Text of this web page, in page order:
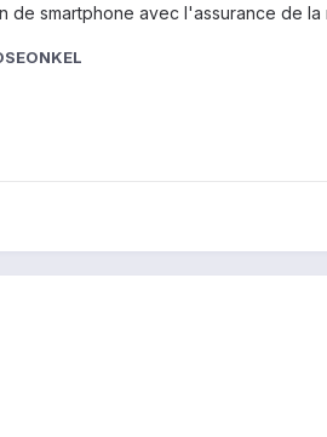
de smartphone avec l'assurance de